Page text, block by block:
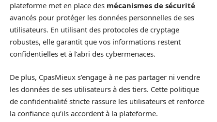
plateforme met en place des mécanismes de sécurité
avancés pour protéger les données personnelles de ses
utilisateurs. En utilisant des protocoles de cryptage
robustes, elle garantit que vos informations restent
confidentielles et à l’abri des cybermenaces.
De plus, CpasMieux s’engage à ne pas partager ni vendre
les données de ses utilisateurs à des tiers. Cette politique
de confidentialité stricte rassure les utilisateurs et renforce
la confiance qu’ils accordent à la plateforme.